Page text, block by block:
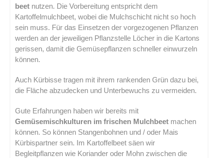
beet nutzen. Die Vorbereitung entspricht dem
Kartoffelmulchbeet, wobei die Mulchschicht nicht so hoch
sein muss. Für das Einsetzen der vorgezogenen Pflanzen
werden an der jeweiligen Pflanzstelle Löcher in die Kartons
gerissen, damit die Gemüsepflanzen schneller einwurzeln
können.
Auch Kürbisse tragen mit ihrem rankenden Grün dazu bei,
die Fläche abzudecken und Unterbewuchs zu vermeiden.
Gute Erfahrungen haben wir bereits mit
Gemüsemischkulturen im frischen Mulchbeet machen
können. So können Stangenbohnen und / oder Mais
Kürbispartner sein. Im Kartoffelbeet säen wir
Begleitpflanzen wie Koriander oder Mohn zwischen die